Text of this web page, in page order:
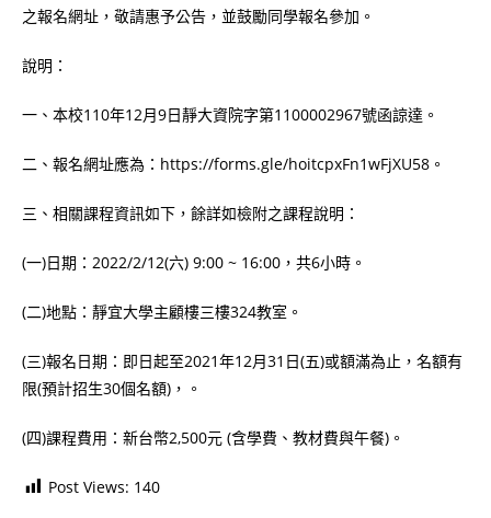
之報名網址，敬請惠予公告，並鼓勵同學報名參加。
說明：
一、本校110年12月9日靜大資院字第1100002967號函諒達。
二、報名網址應為：https://forms.gle/hoitcpxFn1wFjXU58。
三、相關課程資訊如下，餘詳如檢附之課程說明：
(一)日期：2022/2/12(六) 9:00 ~ 16:00，共6小時。
(二)地點：靜宜大學主顧樓三樓324教室。
(三)報名日期：即日起至2021年12月31日(五)或額滿為止，名額有
限(預計招生30個名額)，。
(四)課程費用：新台幣2,500元 (含學費、教材費與午餐)。
Post Views: 140